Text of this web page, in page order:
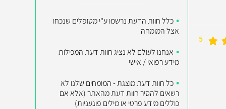
5
כלל חוות הדעת נרשמו ע"י מטופלים שנכחו
אצל המומחה
אנחנו לעולם לא נציג חוות דעת המכילות
מידע רפואי / אישי
כל חוות דעת מוצגת - המומחים שלנו לא
רשאים להסיר חוות דעת מהאתר (אלא אם
כוללים מידע פרטי או מילים פוגעניות)